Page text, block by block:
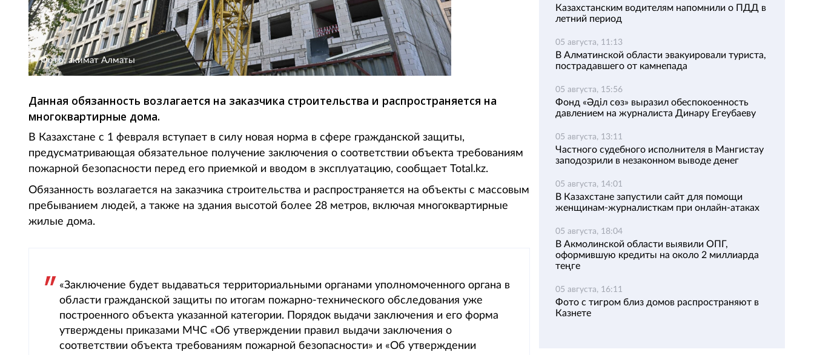
Фото: акимат Алматы
Данная обязанность возлагается на заказчика строительства и распространяется на
многоквартирные дома.
В Казахстане с 1 февраля вступает в силу новая норма в сфере гражданской защиты,
предусматривающая обязательное получение заключения о соответствии объекта требованиям
пожарной безопасности перед его приемкой и вводом в эксплуатацию, сообщает Total.kz.
Обязанность возлагается на заказчика строительства и распространяется на объекты с массовым
пребыванием людей, а также на здания высотой более 28 метров, включая многоквартирные
жилые дома.
«Заключение будет выдаваться территориальными органами уполномоченного органа в
области гражданской защиты по итогам пожарно-технического обследования уже
построенного объекта указанной категории. Порядок выдачи заключения и его форма
утверждены приказами МЧС «Об утверждении правил выдачи заключения о
соответствии объекта требованиям пожарной безопасности» и «Об утверждении
Казахстанским водителям напомнили о ПДД в
летний период
05 августа, 11:13
В Алматинской области эвакуировали туриста,
пострадавшего от камнепада
05 августа, 15:56
Фонд «Әділ сөз» выразил обеспокоенность
давлением на журналиста Динару Егеубаеву
05 августа, 13:11
Частного судебного исполнителя в Мангистау
заподозрили в незаконном выводе денег
05 августа, 14:01
В Казахстане запустили сайт для помощи
женщинам-журналисткам при онлайн-атаках
05 августа, 18:04
В Акмолинской области выявили ОПГ,
оформившую кредиты на около 2 миллиарда
теңге
05 августа, 16:11
Фото с тигром близ домов распространяют в
Казнете